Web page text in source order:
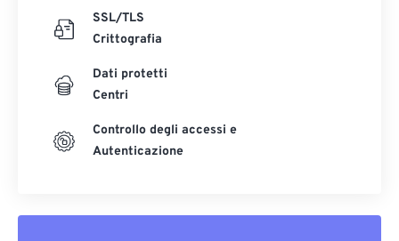
SSL/TLS
Crittografia
Dati protetti
Centri
Controllo degli accessi e
Autenticazione